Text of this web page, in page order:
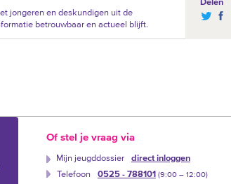
jongeren en deskundigen uit de
betrouwbaar en actueel blijft.
Delen
Of stel je vraag via
Mijn jeugddossier
direct inloggen
Telefoon
0525 - 788101 (9:00 –‍ 12:00)